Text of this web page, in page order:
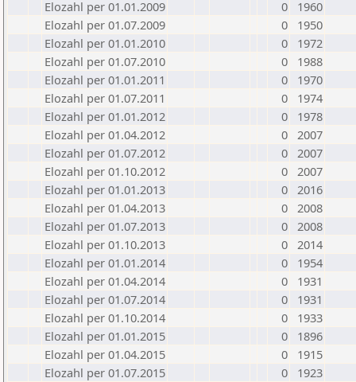
Elozahl per 01.01.2009
0
1960
Elozahl per 01.07.2009
0
1950
Elozahl per 01.01.2010
0
1972
Elozahl per 01.07.2010
0
1988
Elozahl per 01.01.2011
0
1970
Elozahl per 01.07.2011
0
1974
Elozahl per 01.01.2012
0
1978
Elozahl per 01.04.2012
0 2007
Elozahl per 01.07.2012
0 2007
Elozahl per 01.10.2012
0 2007
Elozahl per 01.01.2013
0 2016
Elozahl per 01.04.2013
0 2008
Elozahl per 01.07.2013
0 2008
Elozahl per 01.10.2013
0 2014
Elozahl per 01.01.2014
0
1954
Elozahl per 01.04.2014
0
1931
Elozahl per 01.07.2014
0
1931
Elozahl per 01.10.2014
0
1933
Elozahl per 01.01.2015
0
1896
Elozahl per 01.04.2015
0
1915
Elozahl per 01.07.2015
0
1923